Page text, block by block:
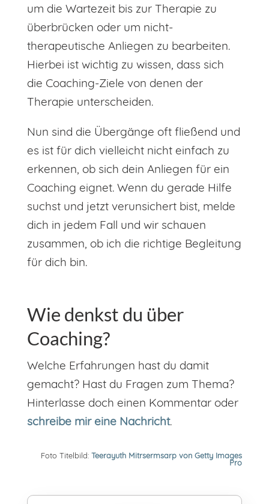
um die Wartezeit bis zur Therapie zu
überbrücken oder um nicht-
therapeutische Anliegen zu bearbeiten.
Hierbei ist wichtig zu wissen, dass sich
die Coaching-Ziele von denen der
Therapie unterscheiden.
Nun sind die Übergänge oft fließend und
es ist für dich vielleicht nicht einfach zu
erkennen, ob sich dein Anliegen für ein
Coaching eignet. Wenn du gerade Hilfe
suchst und jetzt verunsichert bist, melde
dich in jedem Fall und wir schauen
zusammen, ob ich die richtige Begleitung
für dich bin.
Wie denkst du über
Coaching?
Welche Erfahrungen hast du damit
gemacht? Hast du Fragen zum Thema?
Hinterlasse doch einen Kommentar oder
schreibe mir eine Nachricht.
Foto Titelbild: Teerayuth Mitrsermsarp von Getty Images
Pro